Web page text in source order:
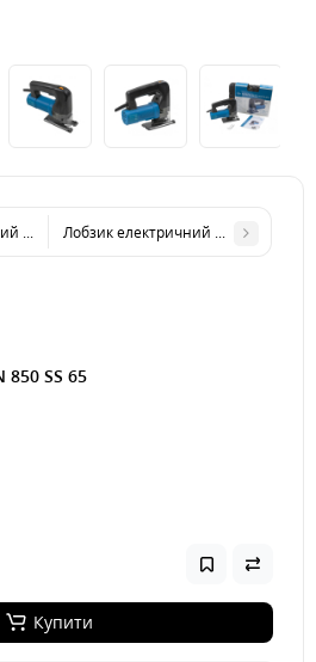
KRAISSMANN 550 SS 80
Лобзик електричний KRAISSMANN
850 SS 65
Купити